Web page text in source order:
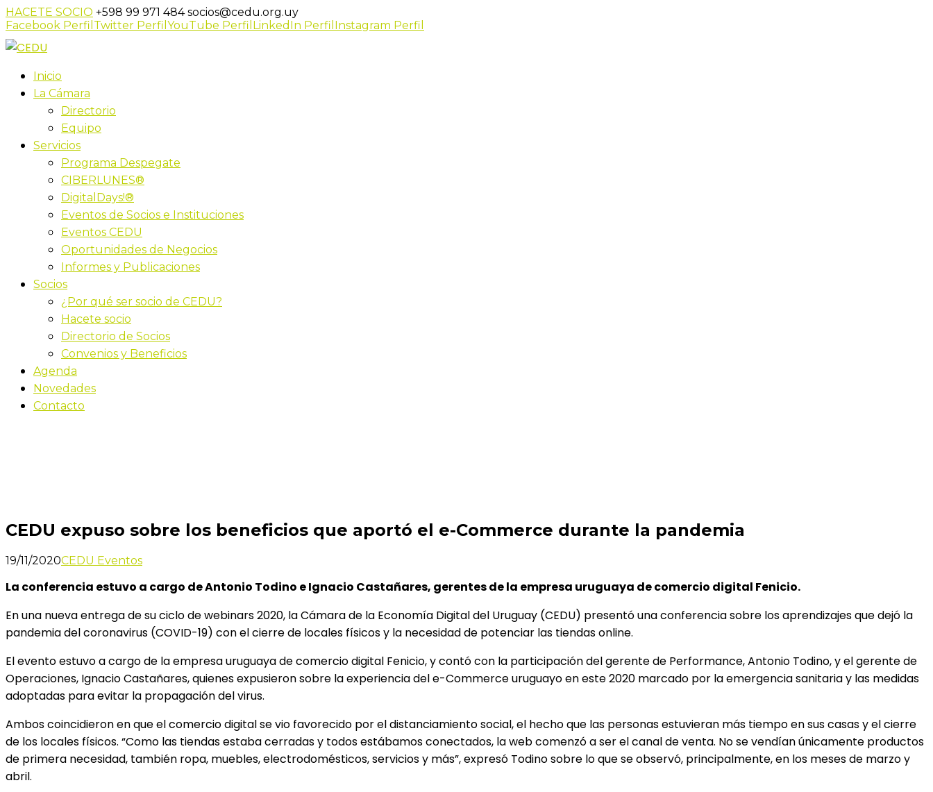
HACETE SOCIO +598 99 971 484socios@cedu.org.uy
Facebook Perfil Twitter Perfil YouTube Perfil LinkedIn Perfil Instagram Perfil
Inicio
La Cámara
Directorio
Equipo
Servicios
Programa Despegate
CIBERLUNES®
DigitalDays!®
Eventos de Socios e Instituciones
Eventos CEDU
Oportunidades de Negocios
Informes y Publicaciones
Socios
¿Por qué ser socio de CEDU?
Hacete socio
Directorio de Socios
Convenios y Beneficios
Agenda
Novedades
Contacto
CEDU expuso sobre los beneficios que aportó el e-Commerce durante la pandemia
19/11/2020CEDU Eventos
La conferencia estuvo a cargo de Antonio Todino e Ignacio Castañares, gerentes de la empresa uruguaya de comercio digital Fenicio.
En una nueva entrega de su ciclo de webinars 2020, la Cámara de la Economía Digital del Uruguay (CEDU) presentó una conferencia sobre los aprendizajes que dejó la
pandemia del coronavirus (COVID-19) con el cierre de locales físicos y la necesidad de potenciar las tiendas online.
El evento estuvo a cargo de la empresa uruguaya de comercio digital Fenicio, y contó con la participación del gerente de Performance, Antonio Todino, y el gerente de
Operaciones, Ignacio Castañares, quienes expusieron sobre la experiencia del e-Commerce uruguayo en este 2020 marcado por la emergencia sanitaria y las medidas
adoptadas para evitar la propagación del virus.
Ambos coincidieron en que el comercio digital se vio favorecido por el distanciamiento social, el hecho que las personas estuvieran más tiempo en sus casas y el cierre
de los locales físicos. “Como las tiendas estaba cerradas y todos estábamos conectados, la web comenzó a ser el canal de venta. No se vendían únicamente productos
de primera necesidad, también ropa, muebles, electrodomésticos, servicios y más”, expresó Todino sobre lo que se observó, principalmente, en los meses de marzo y
abril.